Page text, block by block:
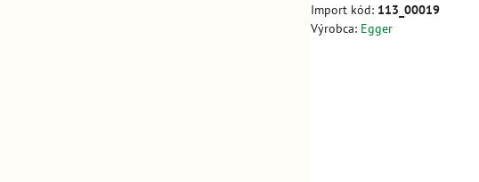
Import kód: 113_00019
Výrobca: Egger